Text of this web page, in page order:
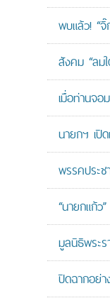
พบแล้ว! “
สังคม “ลม
เมื่อท่านจอ
นายกฯ เปิ
พรรคประ
“นายกแก้
มูลนิธิพระ
ปิดฉากอย่า